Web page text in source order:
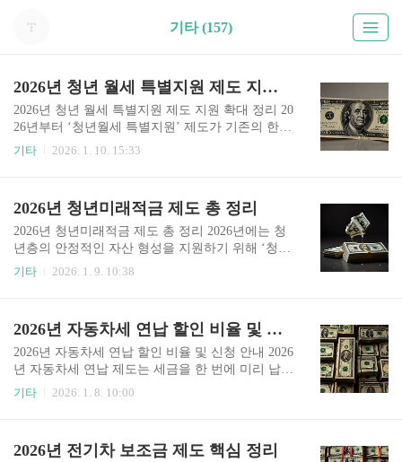
기타 (157)
2026년 청년 월세 특별지원 제도 지원 확대 정리
2026년 청년 월세 특별지원 제도 지원 확대 정리 20
26년부터 ‘청년월세 특별지원’ 제도가 기존의 한시
적 정책에서 벗어나 상시 운영되는 정규 지원사업
있도록 제도가 크게 개선된 것이 특징입니다. 이로
인해 독립을 준비하거나 이사, 취업, 전입 시점을
맞이한 청년들이 보다 편리하게 월세 지원을 받을
수 있게 되었습니다. 2026년부터 달라지는 주요 내
용 가장 큰 변화는 연중 상시 신청이 가능해졌다는
개인의 생활 변화 시점에 맞춰 언제든지 신청할 수
있습니다...
기타 2026. 1. 10. 15:33
2026년 청년미래적금 제도 총 정리
2026년 청년미래적금 제도 총 정리 2026년에는 청
년층의 안정적인 자산 형성을 지원하기 위해 ‘청년
미래적금’이라는 새로운 정부 지원 금융상품이 도
습니다. 특히 장기간 납입에 대한 부담을 줄이고,
비교적 짧은 기간 안에 의미 있는 목돈을 마련할 수
있도록 설계된 점이 가장 큰 특징입니다. 제도 도입
배경과 출시 일정 청년미래적금은 2026년 6월 출시
를 목표로 준비되고 있으며, 기존 청년도약계좌의
이를 통해 사회 초년생이나 소득이 아직 안정되지
기타 2026. 1. 9. 10:38
2026년 자동차세 연납 할인 비율 및 신청 안내
2026년 자동차세 연납 할인 비율 및 신청 안내 2026
년 자동차세 연납 제도는 세금을 한 번에 미리 납부
하는 대신 일정 비율을 할인해 주는 방식으로, 올해
과 가계 부담을 고려해 2025년과 동일한 수준인 약
기타 2026. 1. 8. 10:00
2026년 전기차 보조금 제도 핵심 정리